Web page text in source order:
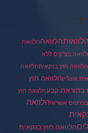
הלוואההלוואה
בצ'קים ללא
הלוואה חוץ בנקאיתהלוואה
אונלייןהלוואה חוץ
בהוראת קבעהלוואה חוץ
אשראיהלוואה
הלוואה חוץ בנקאית